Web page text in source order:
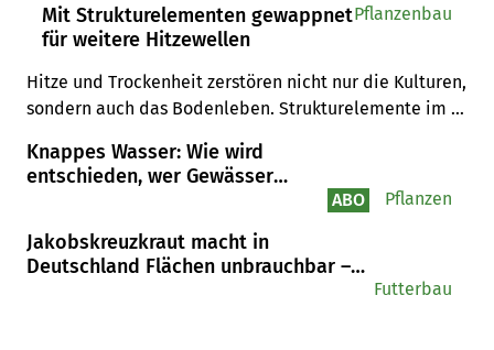
Mit Strukturelementen gewappnet
für weitere Hitzewellen
Hitze und Trockenheit zerstören nicht nur die Kulturen,
sondern auch das Bodenleben. Strukturelemente im
Pflanzenbau
Knappes Wasser: Wie wird
entschieden, wer Gewässer
ABO Pflanzen
Jakobskreuzkraut macht in
Deutschland Flächen unbrauchbar –
Futterbau